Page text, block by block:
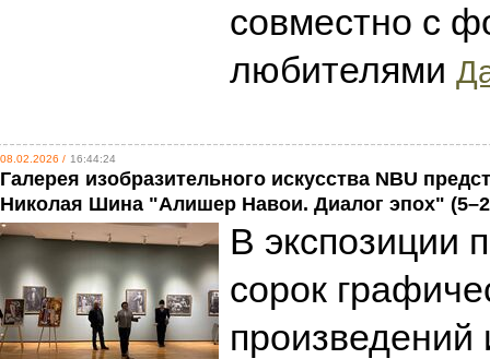
совместно с
любителями
08.02.2026 / 16:44:24
Галерея изобразительного искусства NBU
Николая Шина "Алишер Навои. Диалог эпох"
В экспозиции
сорок
произведений